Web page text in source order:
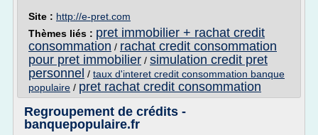
Site : http://e-pret.com
Thèmes liés : pret immobilier + rachat credit
consommation / rachat credit consommation
pour pret immobilier / simulation credit pret
personnel / taux d'interet credit consommation banque
populaire / pret rachat credit consommation
Regroupement de crédits -
banquepopulaire.fr